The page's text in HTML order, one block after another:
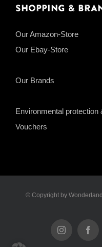
Shopping &
Our Amazon-Store
Our Ebay-Store
Our Brands
Environmental protection
Vouchers
© Copyright by
Instagram